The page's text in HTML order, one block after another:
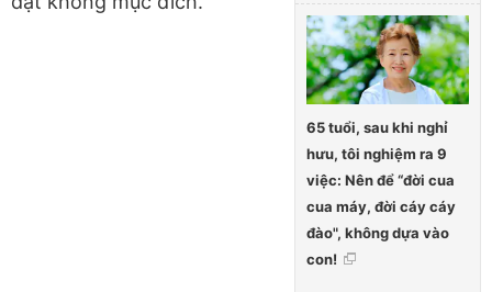
65 tuổi, sau khi nghỉ
hưu, tôi nghiệm ra 9
việc: Nên để “đời cua
cua máy, đời cáy cáy
đào", không dựa vào
con!